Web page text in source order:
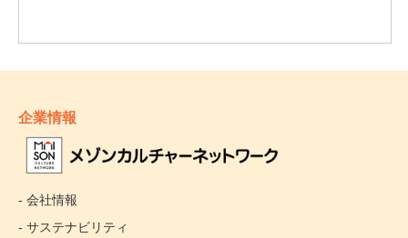
企業情報
- 会社情報
- サステナビリティ